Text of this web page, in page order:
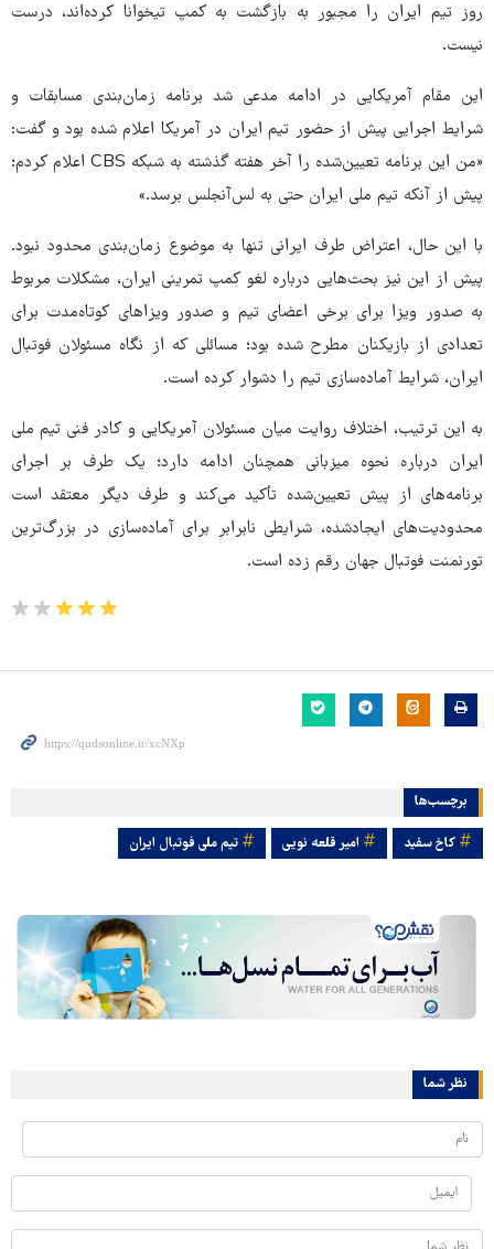
روز تیم ایران را مجبور به بازگشت به کمپ تیخوانا کرده‌اند، درست
نیست.
این مقام آمریکایی در ادامه مدعی شد برنامه زمان‌بندی مسابقات و
شرایط اجرایی پیش از حضور تیم ایران در آمریکا اعلام شده بود و گفت:
«من این برنامه تعیین‌شده را آخر هفته گذشته به شبکه CBS اعلام کردم؛
پیش از آنکه تیم ملی ایران حتی به لس‌آنجلس برسد.»
با این حال، اعتراض طرف ایرانی تنها به موضوع زمان‌بندی محدود نبود.
پیش از این نیز بحث‌هایی درباره لغو کمپ تمرینی ایران، مشکلات مربوط
به صدور ویزا برای برخی اعضای تیم و صدور ویزاهای کوتاه‌مدت برای
تعدادی از بازیکنان مطرح شده بود؛ مسائلی که از نگاه مسئولان فوتبال
ایران، شرایط آماده‌سازی تیم را دشوار کرده است.
به این ترتیب، اختلاف روایت میان مسئولان آمریکایی و کادر فنی تیم ملی
ایران درباره نحوه میزبانی همچنان ادامه دارد؛ یک طرف بر اجرای
برنامه‌های از پیش تعیین‌شده تأکید می‌کند و طرف دیگر معتقد است
محدودیت‌های ایجادشده، شرایطی نابرابر برای آماده‌سازی در بزرگ‌ترین
تورنمنت فوتبال جهان رقم زده است.
برچسب‌ها
کاخ سفید امیر قلعه نویی تیم ملی فوتبال ایران
نظر شما